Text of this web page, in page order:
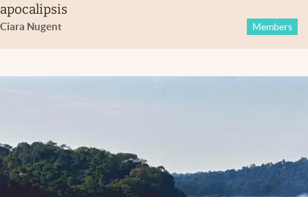
apocalipsis
Ciara Nugent Members